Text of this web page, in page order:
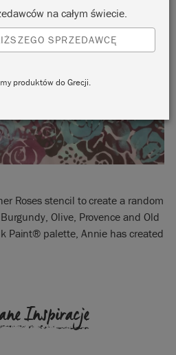
Roses stencil to create a random
Burgundy,Olive, Provence and Old
Paint® palette, Annie has created
Inspiracje
na całym świecie.
SPRZEDAWCĘ
produktów do Grecji.